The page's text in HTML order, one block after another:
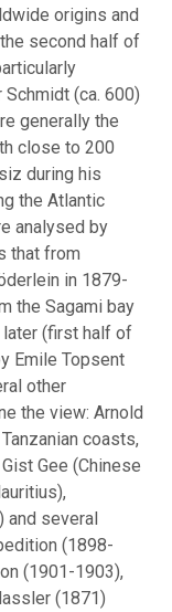
origins and
second half of
(ca. 600)
generally the
close to 200
during his
the Atlantic
analysed by
that from
in 1879-
the Sagami bay
later (first half of
Emile Topsent
other
the view: Arnold
coasts,
Gee (Chinese
and several
(1898-
(1901-1903),
(1871)